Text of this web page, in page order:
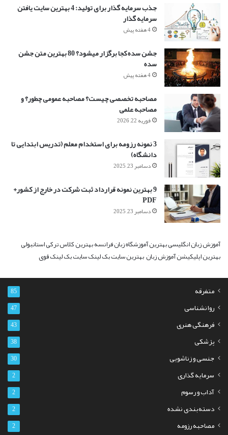
جذب سرمایه گذار برای تولید: 4 بهترین سایت یافتن
سرمایه گذار
4 هفته پیش
جشن سده کجا برگزار میشود؟ 80 بهترین متن جشن
سده
4 هفته پیش
مصاحبه تخصصی چیست؟ مصاحبه عمومی چطور؟ و
مصاحبه علمی
فوریه 22, 2026
3 نمونه رزومه برای استخدام معلم (تدریس ابتدایی تا
دانشگاه)
دسامبر 23, 2025
9 بهترین نمونه قرارداد ثبت شرکت در خارج از کشور+
PDF
دسامبر 23, 2025
آموزش زبان انگلیسیبهترین آموزشگاه زبان فرانسهبهترین کلاس ترکی استانبولی
بهترین اپلیکیشن آموزش زبانبهترین سایت بک لینکسایت بک لینک قوی
متفرقه 85
روانشناسی 47
فرهنگی هنری 43
پزشکی 38
جنسی و زناشویی 30
سرمایه گذاری 2
آداب و رسوم 2
دسته‌بندی نشده 2
مصاحبه رزومه 2